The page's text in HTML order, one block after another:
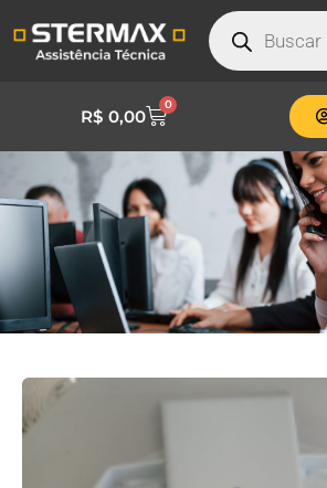
R$ 0,00
0
FLEX 60/75 LITROS CINZA